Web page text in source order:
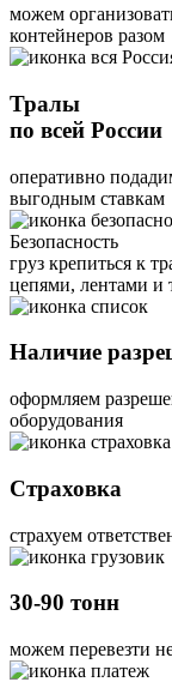
можем
контейнеров разом
Тралы
по всей России
оперативно
выгодным ставкам
Безопасность
груз крепиться к
цепями, лентами и
Наличие
оформляем
оборудования
Страховка
страхуем
30-90 тонн
можем перевезти